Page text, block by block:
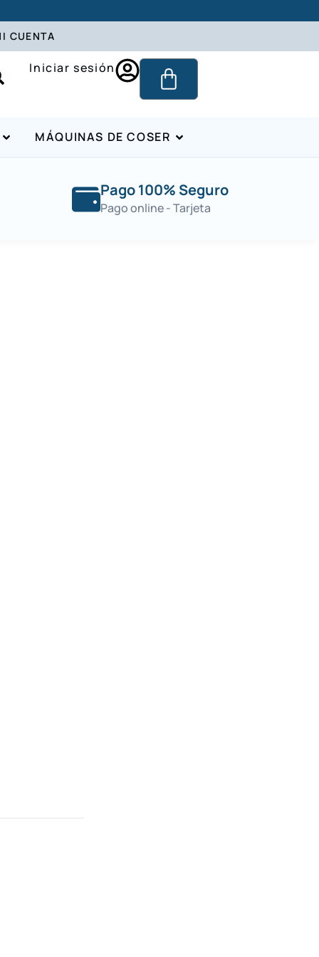
CUENTA
Iniciar sesión
MÁQUINAS DE COSER
Pago 100% Seguro
Pago online - Tarjeta